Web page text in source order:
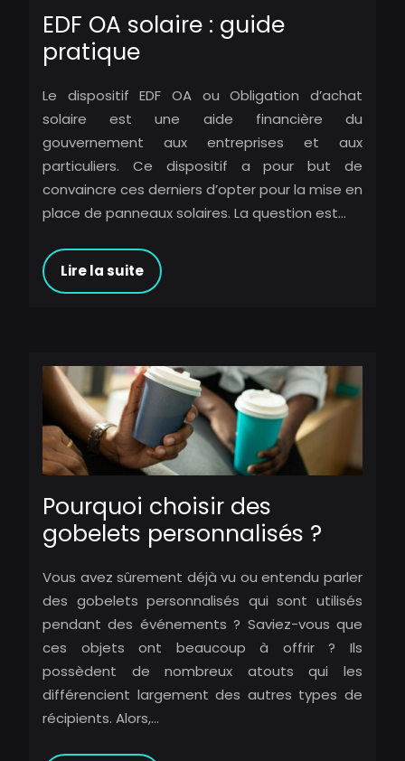
EDF OA solaire : guide
pratique
Le dispositif EDF OA ou Obligation d’achat
solaire est une aide financière du
gouvernement aux entreprises et aux
particuliers. Ce dispositif a pour but de
convaincre ces derniers d’opter pour la mise en
place de panneaux solaires. La question est…
Lire la suite
Pourquoi choisir des
gobelets personnalisés ?
Vous avez sûrement déjà vu ou entendu parler
des gobelets personnalisés qui sont utilisés
pendant des événements ? Saviez-vous que
ces objets ont beaucoup à offrir ? Ils
possèdent de nombreux atouts qui les
différencient largement des autres types de
récipients. Alors,…